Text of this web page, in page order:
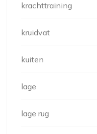
krachttraining
kruidvat
kuiten
lage
lage rug